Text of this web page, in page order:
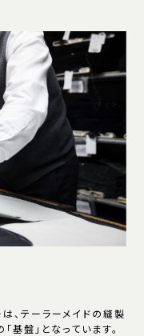
、テーラーメイドの縫製
基盤」となっています。